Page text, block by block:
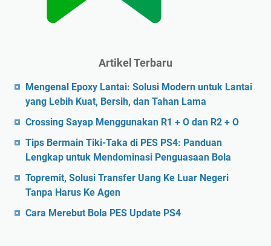
Artikel Terbaru
Mengenal Epoxy Lantai: Solusi Modern untuk Lantai
yang Lebih Kuat, Bersih, dan Tahan Lama
Crossing Sayap Menggunakan R1 + O dan R2 + O
Tips Bermain Tiki-Taka di PES PS4: Panduan
Lengkap untuk Mendominasi Penguasaan Bola
Topremit, Solusi Transfer Uang Ke Luar Negeri
Tanpa Harus Ke Agen
Cara Merebut Bola PES Update PS4